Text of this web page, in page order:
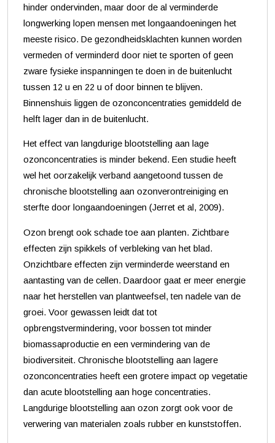
hinder ondervinden, maar door de al verminderde
longwerking lopen mensen met longaandoeningen het
meeste risico. De gezondheidsklachten kunnen worden
vermeden of verminderd door niet te sporten of geen
zware fysieke inspanningen te doen in de buitenlucht
tussen 12 u en 22 u of door binnen te blijven.
Binnenshuis liggen de ozonconcentraties gemiddeld de
helft lager dan in de buitenlucht.
Het effect van langdurige blootstelling aan lage
ozonconcentraties is minder bekend. Een studie heeft
wel het oorzakelijk verband aangetoond tussen de
chronische blootstelling aan ozonverontreiniging en
sterfte door longaandoeningen (Jerret et al, 2009).
Ozon brengt ook schade toe aan planten. Zichtbare
effecten zijn spikkels of verbleking van het blad.
Onzichtbare effecten zijn verminderde weerstand en
aantasting van de cellen. Daardoor gaat er meer energie
naar het herstellen van plantweefsel, ten nadele van de
groei. Voor gewassen leidt dat tot
opbrengstvermindering, voor bossen tot minder
biomassaproductie en een vermindering van de
biodiversiteit. Chronische blootstelling aan lagere
ozonconcentraties heeft een grotere impact op vegetatie
dan acute blootstelling aan hoge concentraties.
Langdurige blootstelling aan ozon zorgt ook voor de
verwering van materialen zoals rubber en kunststoffen.